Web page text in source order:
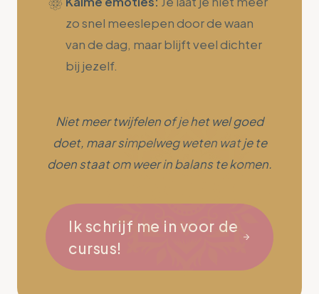
zo snel meeslepen door de waan
van de dag, maar blijft veel dichter
bij jezelf.
Niet meer twijfelen of je het wel goed
doet, maar simpelweg weten wat je te
doen staat om weer in balans te komen.
Ik schrijf me in voor de
cursus!